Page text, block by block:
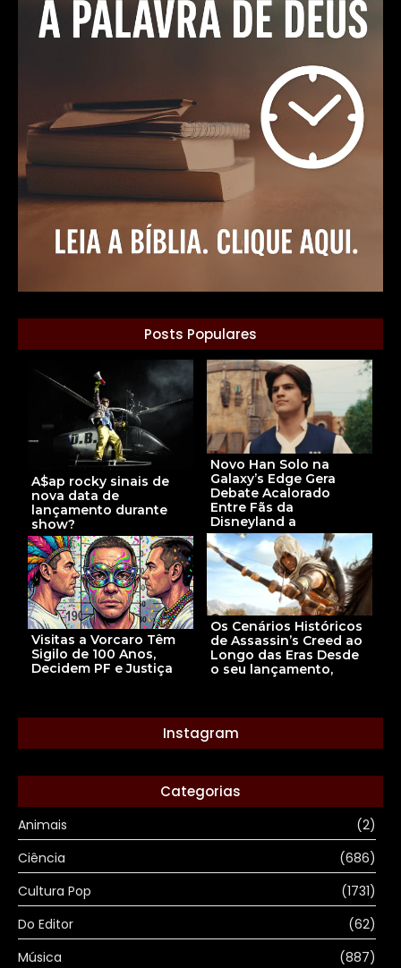
Posts Populares
A$ap rocky sinais de
nova data de
lançamento durante
show?
Novo Han Solo na
Galaxy’s Edge Gera
Debate Acalorado
Entre Fãs da
Disneyland a
Os Cenários Históricos
de Assassin’s Creed ao
Longo das Eras Desde
o seu lançamento,
Visitas a Vorcaro Têm
Sigilo de 100 Anos,
Decidem PF e Justiça
Instagram
Categorias
Animais
(2)
Ciência
(686)
Cultura Pop
(1731)
Do Editor
(62)
Música
(887)